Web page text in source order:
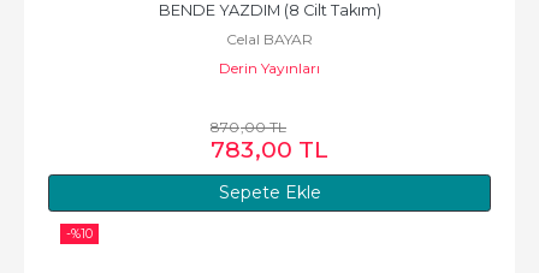
Sepete Ekle
BENDE YAZDIM (8 Cilt Takım)
Celal BAYAR
Derin Yayınları
870,00TL
783,00 TL
-%10